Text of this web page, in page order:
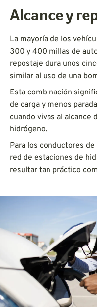
Alcance y
La mayoría de los
300 y 400 millas de
repostaje dura unos
similar al uso de una
Esta combinación
de carga y menos
cuando vivas al alcance
hidrógeno.
Para los conductores
red de estaciones de
resultar tan práctico